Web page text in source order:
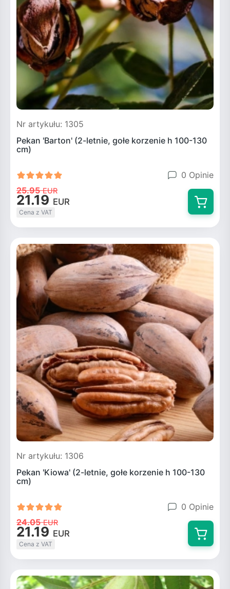
Nr artykułu: 1305
Pekan 'Barton' (2-letnie, gołe korzenie h 100-130
cm)
0 Opinie
25.95 EUR
21.19 EUR
Cena z VAT
Nr artykułu: 1306
Pekan 'Kiowa' (2-letnie, gołe korzenie h 100-130
cm)
0 Opinie
24.05 EUR
21.19 EUR
Cena z VAT